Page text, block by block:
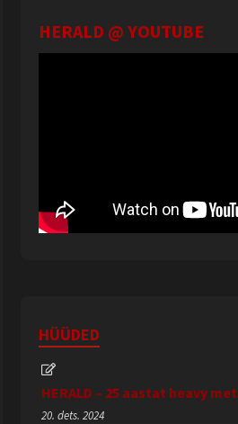
HERALD @ YOUTUBE
HÜÜDED
HERALD – 25 aastat heavy
20. dets. 2024